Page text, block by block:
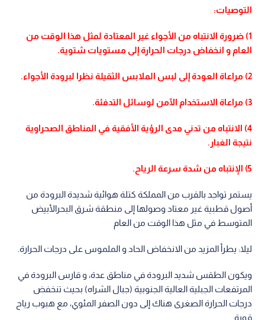
التوصيات:
1) ضرورة الانتباه من الأجواء غير المعتادة لمثل هذا الوقت من
العام و انخفاض درجات الحرارة إلى مستويات شتوية.
2) مراعاة العودة إلى لبس الملابس الثقيلة نظرا لبرودة الأجواء.
3) مراعاة الاستخدام الآمن لوسائل التدفئة.
4) الانتباه من تدني مدى الرؤية الأفقية في المناطق الصحراوية
نتيجة الغبار.
5) الإنتباه من شدة سرعة الرياح.
يستمر تواجد بالقرب من المملكة كتلة هوائية شديدة البرودة من
أصول قطبية غير معتاد وصولها إلى منطقة شرق البحرالأبيض
المتوسط في مثل هذا الوقت من العام
ليلا: يطرأ المزيد من الانخفاض الحاد و الملموس على درجات الحرارة.
ويكون الطقس شديد البرودة في مناطق عدة، و قارس البرودة في
المرتفعات الجبلية العالية الجنوبية (جبال الشراه) بحيث تنخفض
درجات الحرارة الصغرى هناك إلى دون الصفر المئوي، مع هبوب رياح
قوية.